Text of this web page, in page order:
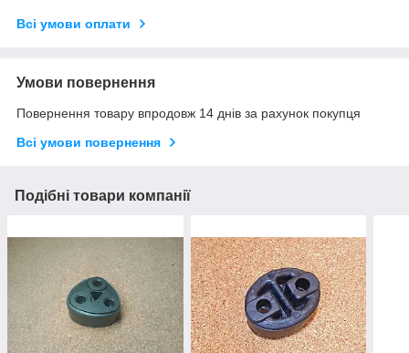
Всі умови оплати
Умови повернення
Повернення товару впродовж 14 днів за рахунок покупця
Всі умови повернення
Подібні товари компанії